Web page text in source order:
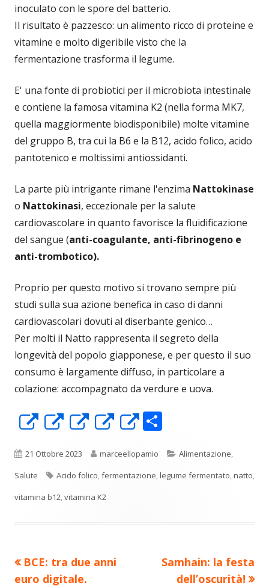
inoculato con le spore del batterio.
Il risultato è pazzesco: un alimento ricco di proteine e
vitamine e molto digeribile visto che la
fermentazione trasforma il legume.
E' una fonte di probiotici per il microbiota intestinale
e contiene la famosa vitamina K2 (nella forma MK7,
quella maggiormente biodisponibile) molte vitamine
del gruppo B, tra cui la B6 e la B12, acido folico, acido
pantotenico e moltissimi antiossidanti.
La parte più intrigante rimane l'enzima Nattokinase
o Nattokinasi, eccezionale per la salute
cardiovascolare in quanto favorisce la fluidificazione
del sangue (anti-coagulante, anti-fibrinogeno e
anti-trombotico).
Proprio per questo motivo si trovano sempre più
studi sulla sua azione benefica in caso di danni
cardiovascolari dovuti al diserbante genico…
Per molti il Natto rappresenta il segreto della
longevità del popolo giapponese, e per questo il suo
consumo è largamente diffuso, in particolare a
colazione: accompagnato da verdure e uova.
Apre
una
nuova
finestra
Apre
una
nuova
finestra
Apre
una
nuova
finestra
Apre
una
nuova
Apre
una
nuova
n
di
Pubblicato
21 Ottobre 2023 Autore
marceellopamio Categorie
Alimentazione,
Salute
Tag
Acido folico,fermentazione,legume fermentato,natto,
vitamina b12,vitamina K2
Navigazione
Precedente
articolo:
BCE: tra due anni
euro digitale.
Nuovo
articolo:
Samhain: la festa
dell’oscurità!